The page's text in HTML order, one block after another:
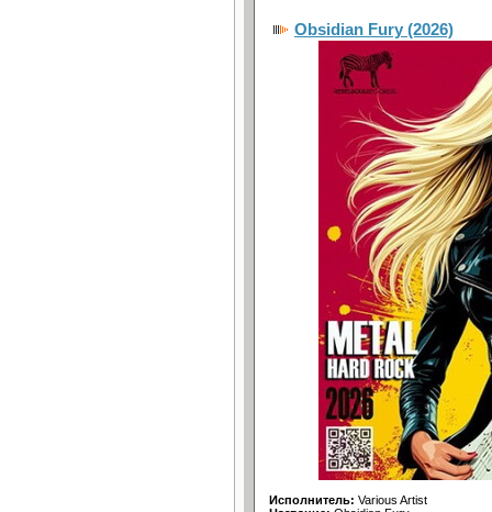
Obsidian Fury (2026)
Исполнитель: Various Artist